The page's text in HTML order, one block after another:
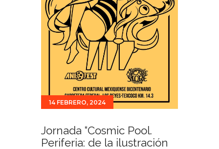
14 FEBRERO, 2024
Jornada “Cosmic Pool.
Periferia: de la ilustración